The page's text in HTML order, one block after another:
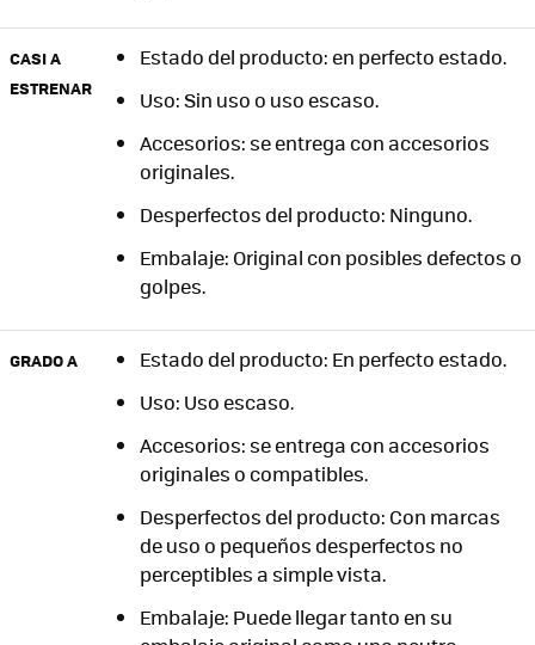
CASI A
ESTRENAR
Estado del producto: en perfecto estado.
Uso: Sin uso o uso escaso.
Accesorios: se entrega con accesorios
originales.
Desperfectos del producto: Ninguno.
Embalaje: Original con posibles defectos o
golpes.
GRADO A
Estado del producto: En perfecto estado.
Uso: Uso escaso.
Accesorios: se entrega con accesorios
originales o compatibles.
Desperfectos del producto: Con marcas
de uso o pequeños desperfectos no
perceptibles a simple vista.
Embalaje: Puede llegar tanto en su